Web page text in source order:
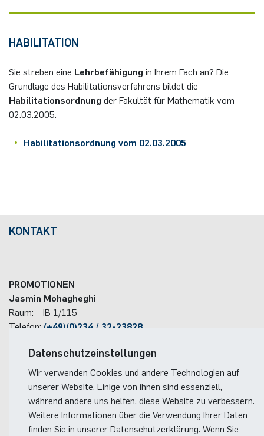
HABILITATION
Sie streben eine Lehrbefähigung in Ihrem Fach an? Die
Grundlage des Habilitationsverfahrens bildet die
Habilitationsordnung der Fakultät für Mathematik vom
02.03.2005.
Habilitationsordnung vom 02.03.2005
KONTAKT
PROMOTIONEN
Jasmin Mohagheghi
Raum: IB 1/115
Te­le­fon: (+49)(0)234 / 32-23828
E-Mail:
HABILITATIONEN
Birgit Eberhardt
Datenschutzeinstellungen
Wir verwenden Cookies und andere Technologien auf
unserer Website. Einige von ihnen sind essenziell,
während andere uns helfen, diese Website zu verbessern.
Weitere Informationen über die Verwendung Ihrer Daten
finden Sie in unserer Datenschutzerklärung. Wenn Sie